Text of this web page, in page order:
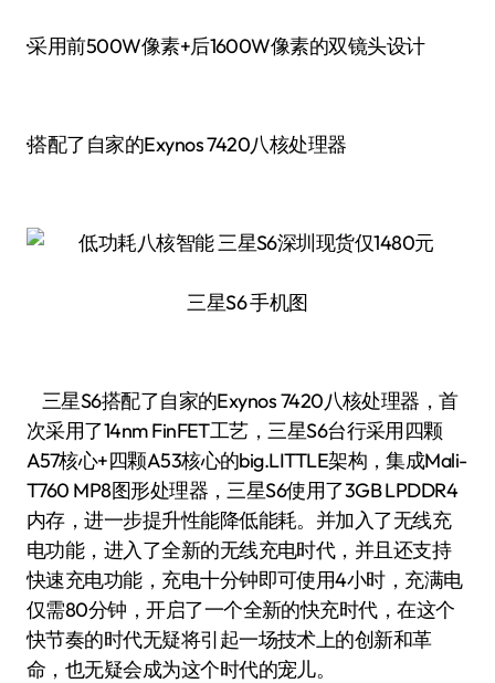
·采用前500W像素+后1600W像素的双镜头设计
·搭配了自家的Exynos 7420八核处理器
三星S6 手机图
三星S6搭配了自家的Exynos 7420八核处理器，首
次采用了14nm FinFET工艺，三星S6台行采用四颗
A57核心+四颗A53核心的big.LITTLE架构，集成Mali-
T760 MP8图形处理器，三星S6使用了3GB LPDDR4
内存，进一步提升性能降低能耗。并加入了无线充
电功能，进入了全新的无线充电时代，并且还支持
快速充电功能，充电十分钟即可使用4小时，充满电
仅需80分钟，开启了一个全新的快充时代，在这个
快节奏的时代无疑将引起一场技术上的创新和革
命，也无疑会成为这个时代的宠儿。